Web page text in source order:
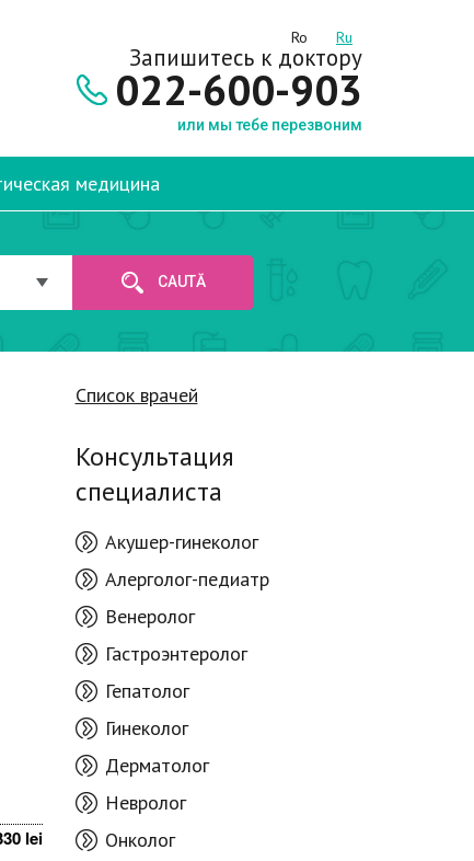
Ro Ru
Запишитесь к доктору
022-600-903
или мы тебе перезвоним
медицина
CAUTĂ
lei
Список врачей
Консультация
специалиста
Акушер-гинеколог
Алерголог-педиатр
Венеролог
Гастроэнтеролог
Гепатолог
Гинеколог
Дерматолог
Невролог
Онколог